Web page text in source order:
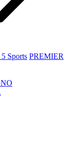
Sports PREMIER